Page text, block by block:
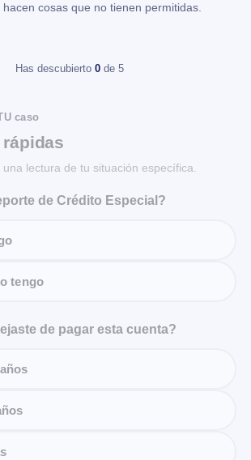
cosas que no tienen permitidas.
Has descubierto 0 de 5
caso
lectura de tu situación específica.
de Crédito Especial?
tengo
de pagar esta cuenta?